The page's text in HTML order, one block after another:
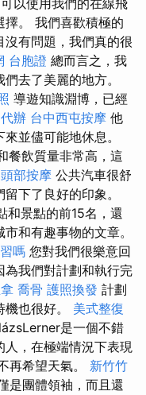
以使用我們的在線飛
擇。 我們喜歡積極的
有問題，我們真的很
台胞證 總而言之，我
去了美麗的地方。
導遊知識淵博，已經
辦 台中西屯按摩 他
並儘可能地休息。
餐飲質量非常高，這
部按摩 公共汽車很舒
下了良好的印象。
和景點的前15名，還
和有趣事物的文章。
嗎 您對我們很樂意回
為我們對計劃和執行完
喬骨 護照換發 計劃
也很好。 美式整復
是一個不錯
人，在極端情況下表現
再希望天氣。 新竹竹
是團體領袖，而且還